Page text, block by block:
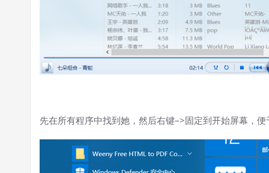
先在所有程序中找到她，然后右键–>固定到开始屏幕，便